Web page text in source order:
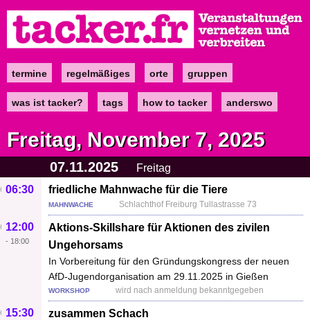
zum
Inhalt
Maintermine regelmäßiges orte gruppen
was ist tacker? tags how to tacker anderswo
Freitag, November 7, 2025
07.11.2025
Freitag
friedliche Mahnwache für die Tiere
06:30
MAHNWACHE Schlachthof Freiburg Tullastrasse 73
Aktions-Skillshare für Aktionen des zivilen
Ungehorsams
In Vorbereitung für den Gründungskongress der neuen
AfD-Jugendorganisation am 29.11.2025 in Gießen
12:00
- 18:00
WORKSHOP wird nach anmeldung bekanntgegeben
zusammen Schach
15:30